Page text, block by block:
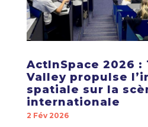
ActInSpace 2026 :
Valley propulse
spatiale sur la
internationale
2 Fév 2026